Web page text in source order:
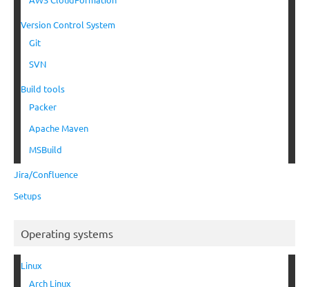
Version Control System
Git
SVN
Build tools
Packer
Apache Maven
MSBuild
Jira/Confluence
Setups
Operating systems
Linux
Arch Linux